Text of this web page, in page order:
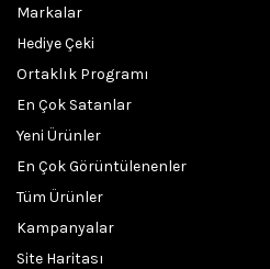
Markalar
Hediye Çeki
Ortaklık Programı
En Çok Satanlar
Yeni Ürünler
En Çok Görüntülenenler
Tüm Ürünler
Kampanyalar
Site Haritası